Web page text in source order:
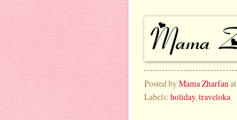
Posted byMama Zharfan at
Labels: holiday, traveloka